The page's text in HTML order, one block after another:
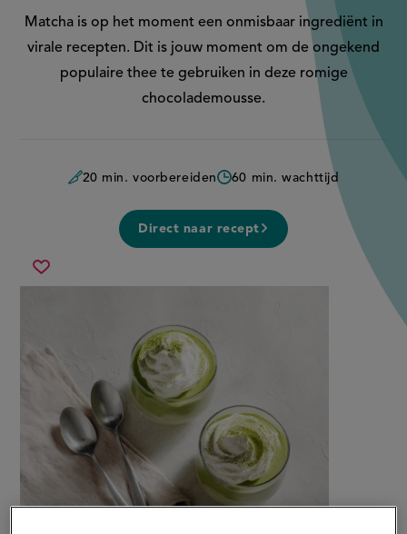
'Matcha-
chocolademousse'
Matcha is op het moment een onmisbaar ingrediënt in
virale recepten. Dit is jouw moment om de ongekend
populaire thee te gebruiken in deze romige
chocolademousse.
20 min. voorbereiden 60 min. wachttijd
Direct naar recept
Sla
matcha-
chocolademousse